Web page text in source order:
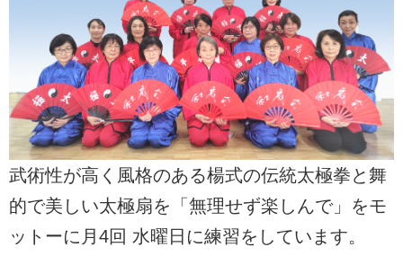
武術性が高く風格のある楊式の伝統太極拳と舞
的で美しい太極扇を「無理せず楽しんで」をモ
ットーに月4回 水曜日に練習をしています。